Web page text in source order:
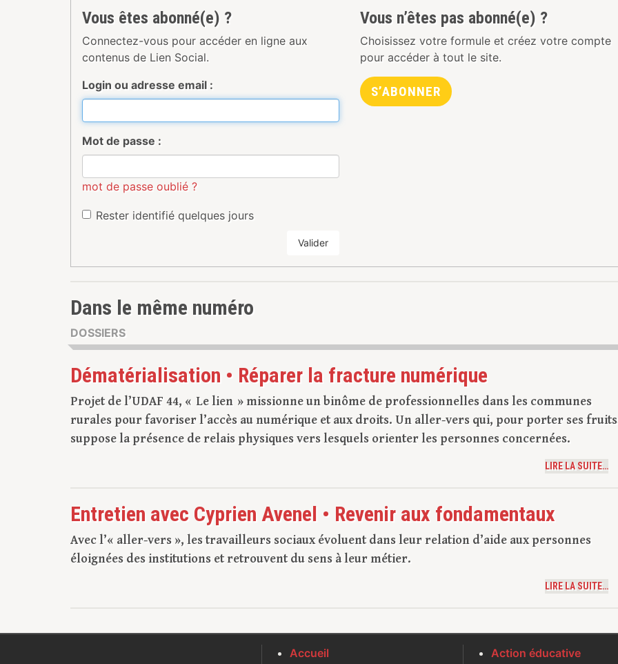
Vous êtes abonné(e) ?
Connectez-vous pour accéder en ligne aux
contenus de Lien Social.
Login ou adresse email :
Mot de passe :
mot de passe oublié ?
Rester identifié quelques jours
Valider
Vous n’êtes pas abonné(e) ?
Choisissez votre formule et créez votre compte
pour accéder à tout le site.
S’ABONNER
Dans le même numéro
DOSSIERS
Dématérialisation • Réparer la fracture numérique
Projet de l’UDAF 44, « Le lien » missionne un binôme de professionnelles dans les communes
rurales pour favoriser l’accès au numérique et aux droits. Un aller-vers qui, pour porter ses
suppose la présence de relais physiques vers lesquels orienter les personnes concernées.
LIRE LA SUITE…
Entretien avec Cyprien Avenel • Revenir aux fondamentaux
Avec l’« aller-vers », les travailleurs sociaux évoluent dans leur relation d’aide aux personnes
éloignées des institutions et retrouvent du sens à leur métier.
LIRE LA SUITE…
Accueil
Action éducative